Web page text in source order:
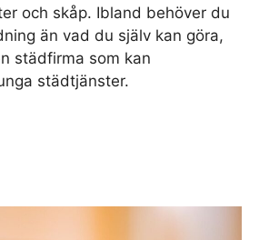
och skåp. Ibland behöver du
än vad du själv kan göra,
städfirma som kan
städtjänster.